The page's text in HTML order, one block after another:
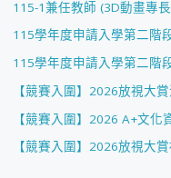
115-1兼任教師 (3D動畫專
115學年度申請入學第二階
115學年度申請入學第二階
【競賽入圍】2026放視大
【競賽入圍】2026 A+文
【競賽入圍】2026放視大